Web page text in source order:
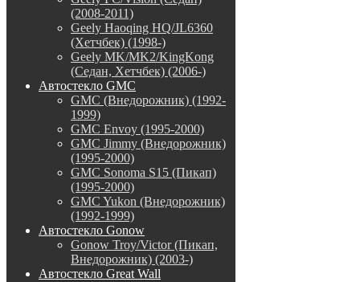
(2008-2011)
Geely Haoqing HQ/JL6360
(Хетчбек) (1998-)
Geely MK/MK2/KingKong
(Седан, Хетчбек) (2006-)
Автостекло GMC
GMC (Внедорожник) (1992-
1999)
GMC Envoy (1995-2000)
GMC Jimmy (Внедорожник)
(1995-2000)
GMC Sonoma S15 (Пикап)
(1995-2000)
GMC Yukon (Внедорожник)
(1992-1999)
Автостекло Gonow
Gonow Troy/Victor (Пикап,
Внедорожник) (2003-)
Автостекло Great Wall